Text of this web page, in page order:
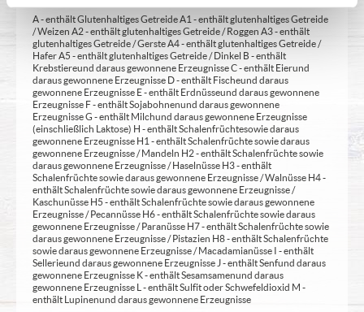
A - enthält Glutenhaltiges Getreide A1 - enthält glutenhaltiges Getreide
/ Weizen A2 - enthält glutenhaltiges Getreide / Roggen A3 - enthält
glutenhaltiges Getreide / Gerste A4 - enthält glutenhaltiges Getreide /
Hafer A5 - enthält glutenhaltiges Getreide / Dinkel B - enthält
Krebstiere und daraus gewonnene Erzeugnisse C - enthält Eier und
daraus gewonnene Erzeugnisse D - enthält Fische und daraus
gewonnene Erzeugnisse E - enthält Erdnüsse und daraus gewonnene
Erzeugnisse F - enthält Sojabohnen und daraus gewonnene
Erzeugnisse G - enthält Milch und daraus gewonnene Erzeugnisse
(einschließlich Laktose) H - enthält Schalenfrüchte sowie daraus
gewonnene Erzeugnisse H1 - enthält Schalenfrüchte sowie daraus
gewonnene Erzeugnisse / Mandeln H2 - enthält Schalenfrüchte sowie
daraus gewonnene Erzeugnisse / Haselnüsse H3 - enthält
Schalenfrüchte sowie daraus gewonnene Erzeugnisse / Walnüsse H4 -
enthält Schalenfrüchte sowie daraus gewonnene Erzeugnisse /
Kaschunüsse H5 - enthält Schalenfrüchte sowie daraus gewonnene
Erzeugnisse / Pecannüsse H6 - enthält Schalenfrüchte sowie daraus
gewonnene Erzeugnisse / Paranüsse H7 - enthält Schalenfrüchte sowie
daraus gewonnene Erzeugnisse / Pistazien H8 - enthält Schalenfrüchte
sowie daraus gewonnene Erzeugnisse / Macadamianüsse I - enthält
Sellerie und daraus gewonnene Erzeugnisse J - enthält Senf und daraus
gewonnene Erzeugnisse K - enthält Sesamsamen und daraus
gewonnene Erzeugnisse L - enthält Sulfit oder Schwefeldioxid M -
enthält Lupinen und daraus gewonnene Erzeugnisse